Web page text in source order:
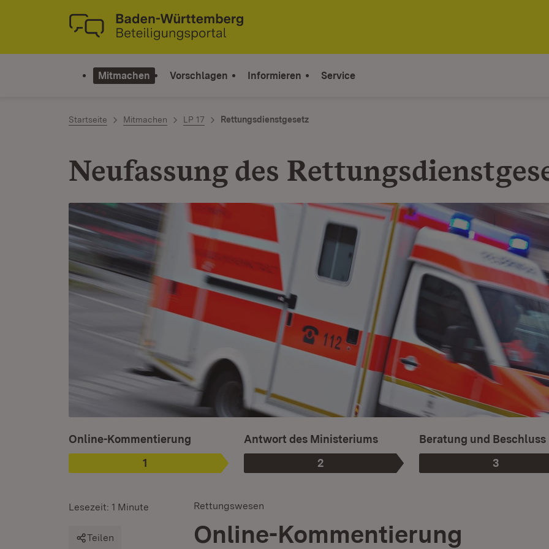
Zum Inhalt springen
Link zur Startseite
Mitmachen Vorschlagen Informieren Service
Startseite Mitmachen LP 17 Rettungsdienstgesetz
Neufassung des
Phase
1
:
Ist ausgewählt.
Online-Kommentierung
Phase
2
:
Antwort des Ministeriums
Phase
3
:
Beratung und Beschluss
Rettungswesen
Online-Kommentierung
Lesezeit: 1 Minute
Teilen